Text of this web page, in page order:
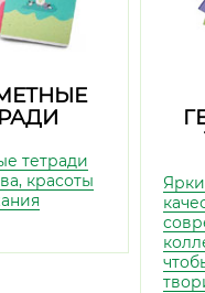
тетради
красоты